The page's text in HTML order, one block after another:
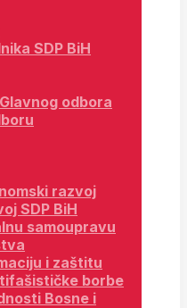
SDP BiH
odbora
razvoj
SDP BiH
samoupravu
i zaštitu
borbe
Bosne i